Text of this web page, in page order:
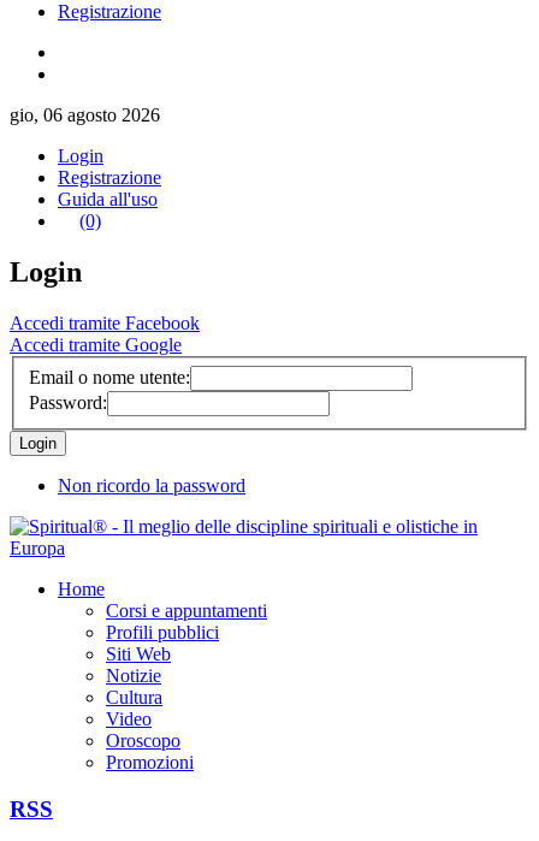
Registrazione
gio, 06 agosto 2026
Login
Registrazione
Guida all'uso
(0)
Login
Accedi tramite Facebook
Accedi tramite Google
Email o nome utente:
Password:
Non ricordo la password
Home
Corsi e appuntamenti
Profili pubblici
Siti Web
Notizie
Cultura
Video
Oroscopo
Promozioni
RSS